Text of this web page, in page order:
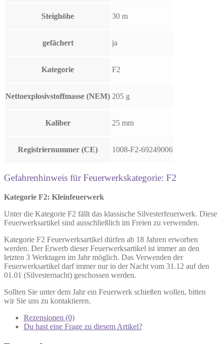
Steighöhe 30 m
gefächert ja
Kategorie F2
Nettoexplosivstoffmasse (NEM) 205 g
Kaliber 25 mm
Registriernummer (CE) 1008-F2-69249006
Gefahrenhinweis für Feuerwerkskategorie: F2
Kategorie F2: Kleinfeuerwerk
Unter die Kategorie F2 fällt das klassische Silvesterfeuerwerk. Diese
Feuerwerksartikel sind ausschließlich im Freien zu verwenden.
Kategorie F2 Feuerwerksartikel dürfen ab 18 Jahren erworben
werden. Der Erwerb dieser Feuerwerksartikel ist immer an den
letzten 3 Werktagen im Jahr möglich. Das Verwenden der
Feuerwerksartikel darf immer nur in der Nacht vom 31.12 auf den
01.01 (Silvesternacht) geschossen werden.
Sollten Sie unter dem Jahr ein Feuerwerk schießen wollen, bitten
wir Sie uns zu kontaktieren.
Rezensionen (0)
Du hast eine Frage zu diesem Artikel?